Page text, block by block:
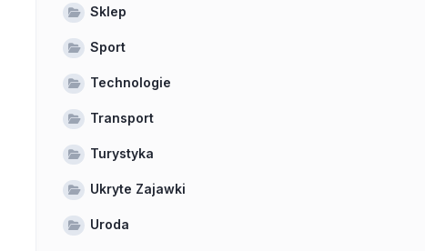
Sklep
Sport
Technologie
Transport
Turystyka
Ukryte Zajawki
Uroda